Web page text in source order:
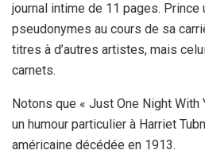
journal intime de 11 pages.
pseudonymes au cours de sa
titres à d’autres artistes, mais
carnets.
Notons que « Just One Night
un humour particulier à Harriet
américaine décédée en 1913.